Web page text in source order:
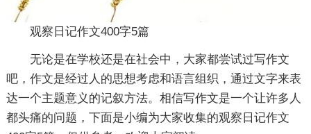
观察日记作文400字5篇
无论是在学校还是在社会中，大家都尝试过写作文
吧，作文是经过人的思想考虑和语言组织，通过文字来表
达一个主题意义的记叙方法。相信写作文是一个让许多人
都头痛的问题，下面是小编为大家收集的观察日记作文